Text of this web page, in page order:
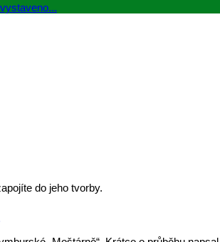
do jeho tvorby.